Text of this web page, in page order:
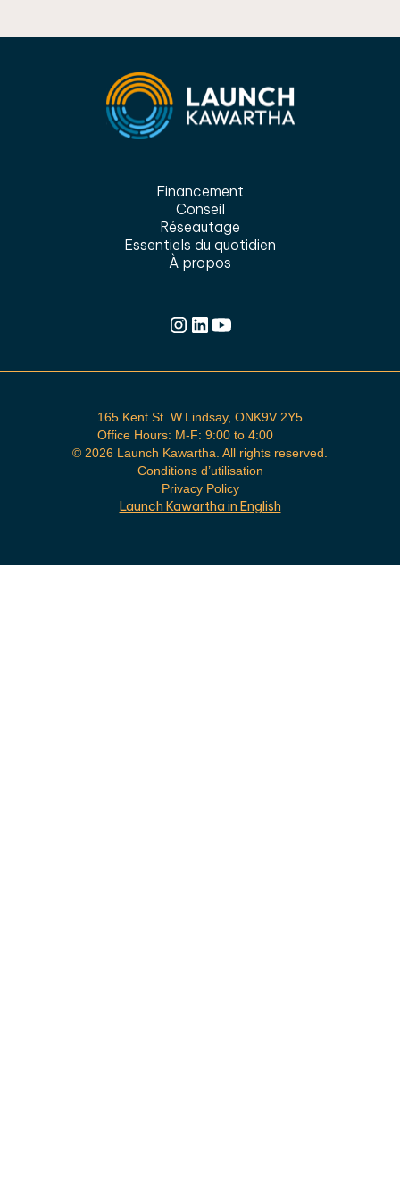
Financement
Conseil
Réseautage
Essentiels du quotidien
À propos
165 Kent St. W.Lindsay, ONK9V 2Y5
Office Hours: M-F: 9:00 to 4:00
© 2026 Launch Kawartha. All rights reserved.
Conditions d’utilisation
Privacy Policy
Launch Kawartha in English